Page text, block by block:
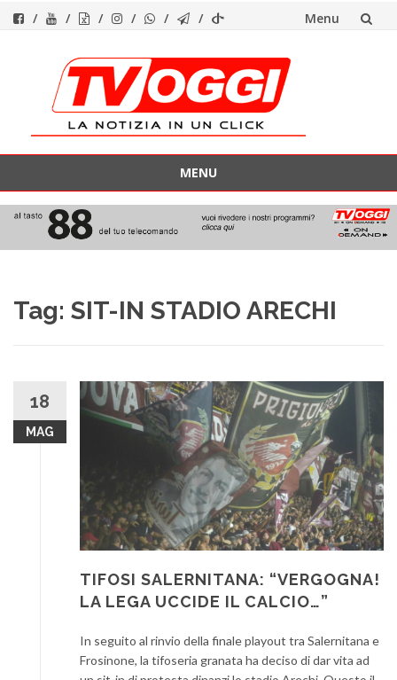
Menu
contenuto
MENU
contenuto
Tag: SIT-IN STADIO ARECHI
18
MAG
TIFOSI SALERNITANA: “VERGOGNA!
LA LEGA UCCIDE IL CALCIO…”
In seguito al rinvio della finale playout tra Salernitana e
Frosinone, la tifoseria granata ha deciso di dar vita ad